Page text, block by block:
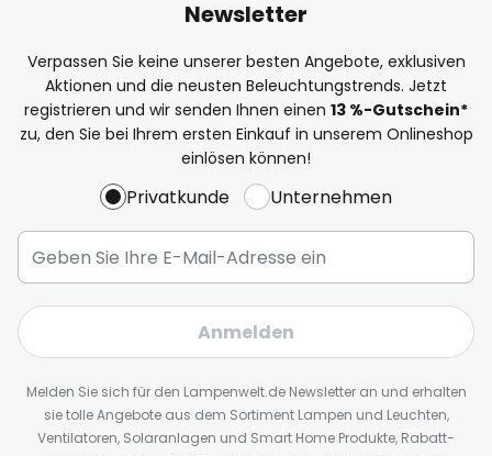
Newsletter
Verpassen Sie keine unserer besten Angebote, exklusiven
Aktionen und die neusten Beleuchtungstrends. Jetzt
registrieren und wir senden Ihnen einen 13 %-Gutschein*
zu, den Sie bei Ihrem ersten Einkauf in unserem Onlineshop
einlösen können!
Privatkunde Unternehmen
Anmelden
Melden Sie sich für den Lampenwelt.de Newsletter an und erhalten
sie tolle Angebote aus dem Sortiment Lampen und Leuchten,
Ventilatoren, Solaranlagen und Smart Home Produkte, Rabatt-